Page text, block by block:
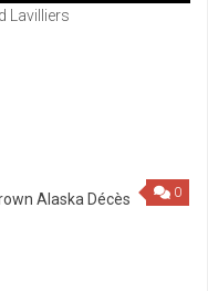
Lavilliers
0
Alaska Décès